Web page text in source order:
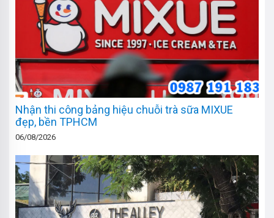
Nhận thi công bảng hiệu chuỗi trà sữa MIXUE
đẹp, bền TPHCM
06/08/2026